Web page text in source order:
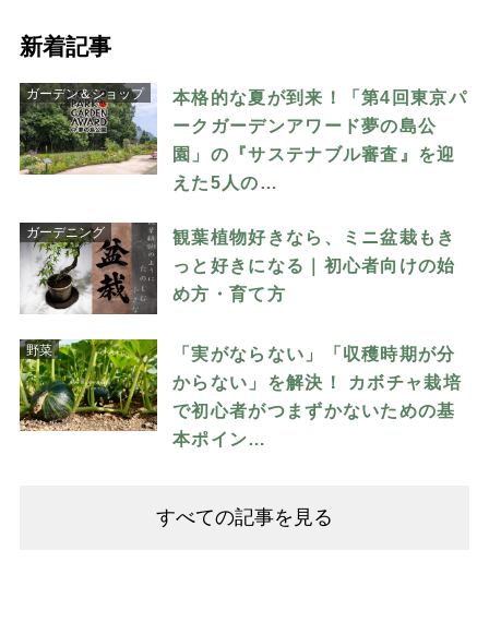
新着記事
ガーデン＆ショップ
本格的な夏が到来！「第4回東京パ
ークガーデンアワード夢の島公
園」の『サステナブル審査』を迎
えた5人の…
ガーデニング
観葉植物好きなら、ミニ盆栽もき
っと好きになる｜初心者向けの始
め方・育て方
野菜
「実がならない」「収穫時期が分
からない」を解決！ カボチャ栽培
で初心者がつまずかないための基
本ポイン…
すべての記事を見る